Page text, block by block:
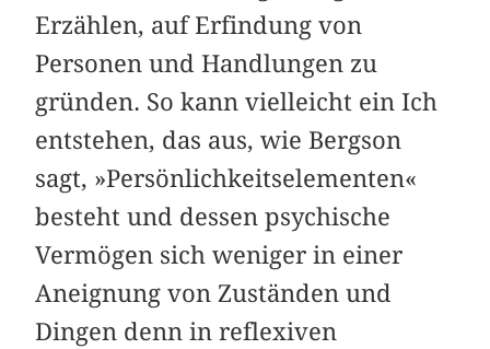
Erzählen, auf Erfindung von
Personen und Handlungen zu
gründen. So kann vielleicht ein Ich
entstehen, das aus, wie Bergson
sagt, »Persönlichkeitselementen«
besteht und dessen psychische
Vermögen sich weniger in einer
Aneignung von Zuständen und
Dingen denn in reflexiven